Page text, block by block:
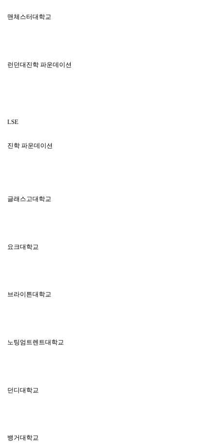
맨체스터대학교
런던대진학 파운데이션
LSE
진학 파운데이션
글래스고대학교
요크대학교
브라이튼대학교
노팅엄트렌트대학교
던디대학교
뱅거대학교